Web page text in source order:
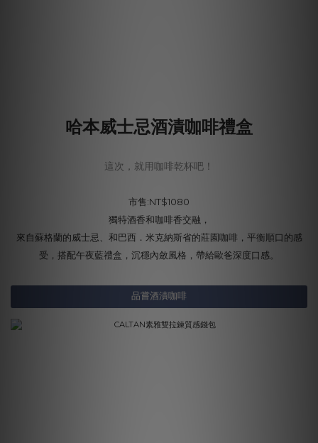
哈本威士忌酒漬咖啡禮盒
這次，就用咖啡乾杯吧！
市售:NT$1080
獨特酒香和咖啡香交融，
來自蘇格蘭的威士忌、和巴西．米克納斯省的莊園咖啡，平衡順口的感
受，搭配午夜藍禮盒，沉穩內斂風格，帶給歐爸深度口感。
品嘗酒漬咖啡